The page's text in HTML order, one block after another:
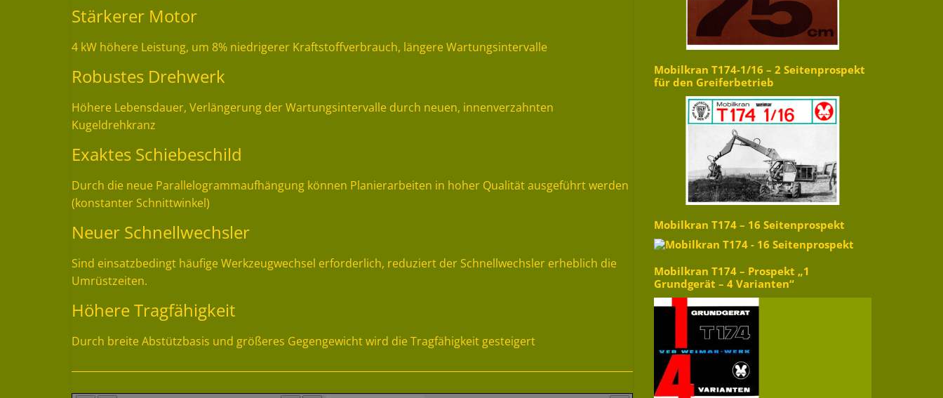
Stärkerer Motor
4 kW höhere Leistung, um 8% niedrigerer Kraftstoffverbrauch, längere Wartungsintervalle
Robustes Drehwerk
Höhere Lebensdauer, Verlängerung der Wartungsintervalle durch neuen, innenverzahnten
Kugeldrehkranz
Exaktes Schiebeschild
Durch die neue Parallelogrammaufhängung können Planierarbeiten in hoher Qualität ausgeführt werden
(konstanter Schnittwinkel)
Neuer Schnellwechsler
Sind einsatzbedingt häufige Werkzeugwechsel erforderlich, reduziert der Schnellwechsler erheblich die
Umrüstzeiten.
Höhere Tragfähigkeit
Durch breite Abstützbasis und größeres Gegengewicht wird die Tragfähigkeit gesteigert
Mobilkran T174-1/16 – 2 Seitenprospekt
für den Greiferbetrieb
Mobilkran T174 – 16 Seitenprospekt
Mobilkran T174 – Prospekt „1
Grundgerät – 4 Varianten“